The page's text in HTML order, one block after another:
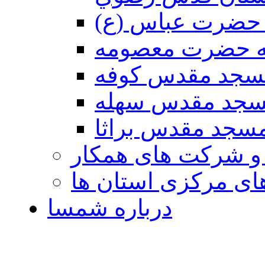
حضرت عباس (ع)
حضرت معصومه
مقدس كوفه
مقدس سهله
مقدس براثا
و شرکت های همکار
مرکزی استان ها
درباره شمسا